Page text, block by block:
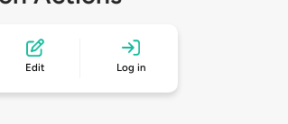
Edit Log in